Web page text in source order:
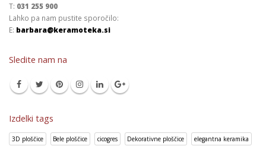
T: 031 255 900
Lahko pa nam pustite sporočilo:
E: barbara@keramoteka.si
Sledite nam na
Izdelki tags
3D ploščice Bele ploščice cicogres Dekorativne ploščice elegantna keramika